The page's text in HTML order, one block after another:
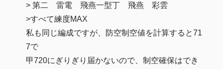
> 第二 雷電 飛燕一型丁 飛燕 彩雲
>すべて練度MAX
私も同じ編成ですが、防空制空値を計算すると71
7で
甲720にぎりぎり届かないので、制空確保はでき